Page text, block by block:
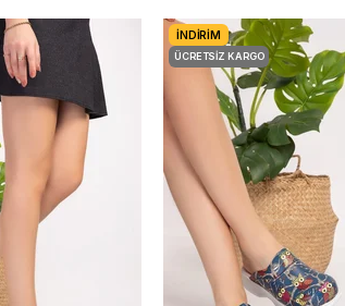
İNDIRIM
ÜCRETSIZ KARGO